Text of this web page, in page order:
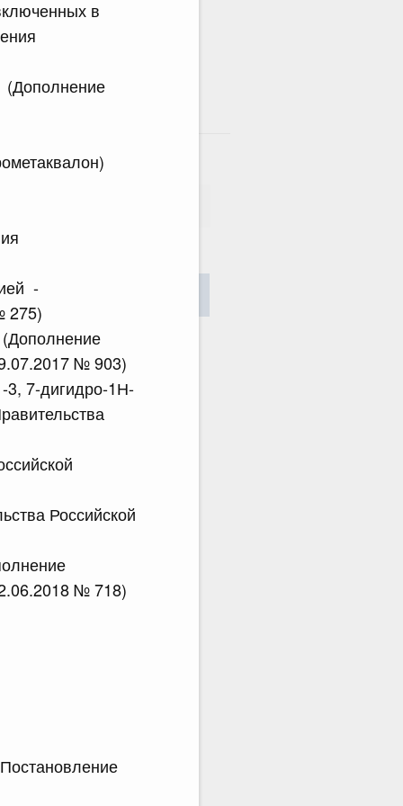
в
(Дополнение
-
275)
№ 903)
3, 7-дигидро-1Н-
Российской
№ 718)